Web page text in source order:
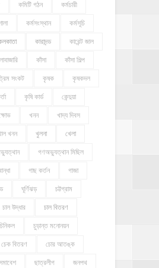
কমিটি গঠন কর্মচারী
কর্মসংস্থান কর্মসূচি
কারাদন্ড কারেন্ট জাল
কাঁসা কাঁসা শিল্প
সংকট কৃষক কৃষকদল
কৃষি কার্ড কেন্দুয়া
খনন খাদ্য দিবস
খনন খুলনা খেলা
গণঅভ্যুত্থান মিছিল
গাছ কর্তন গাজা
ঘূর্ণিঝড় চট্টগ্রাম
চাল উদ্ধার চাল বিতরণ
চুড়ান্ত মনোনয়ন
চেক বিতরণ চোর আতঙ্ক
ছাত্রলীগ জনপথ